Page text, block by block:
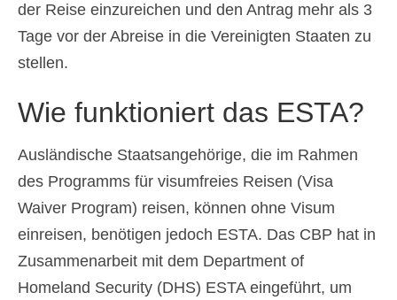
der Reise einzureichen und den Antrag mehr als 3
Tage vor der Abreise in die Vereinigten Staaten zu
stellen.
Wie funktioniert das ESTA?
Ausländische Staatsangehörige, die im Rahmen
des Programms für visumfreies Reisen (Visa
Waiver Program) reisen, können ohne Visum
einreisen, benötigen jedoch ESTA. Das CBP hat in
Zusammenarbeit mit dem Department of
Homeland Security (DHS) ESTA eingeführt, um